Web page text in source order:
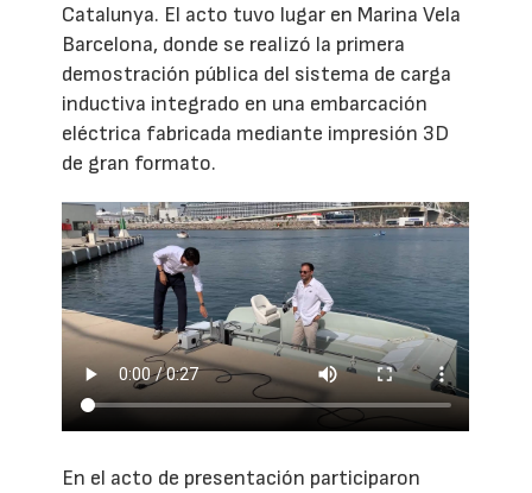
Catalunya. El acto tuvo lugar en Marina Vela
Barcelona, donde se realizó la primera
demostración pública del sistema de carga
inductiva integrado en una embarcación
eléctrica fabricada mediante impresión 3D
de gran formato.
En el acto de presentación participaron